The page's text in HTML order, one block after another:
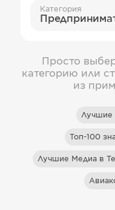
Категория
Просто
категорию или
из
Лучшие
Топ-100
Лучшие Медиа в